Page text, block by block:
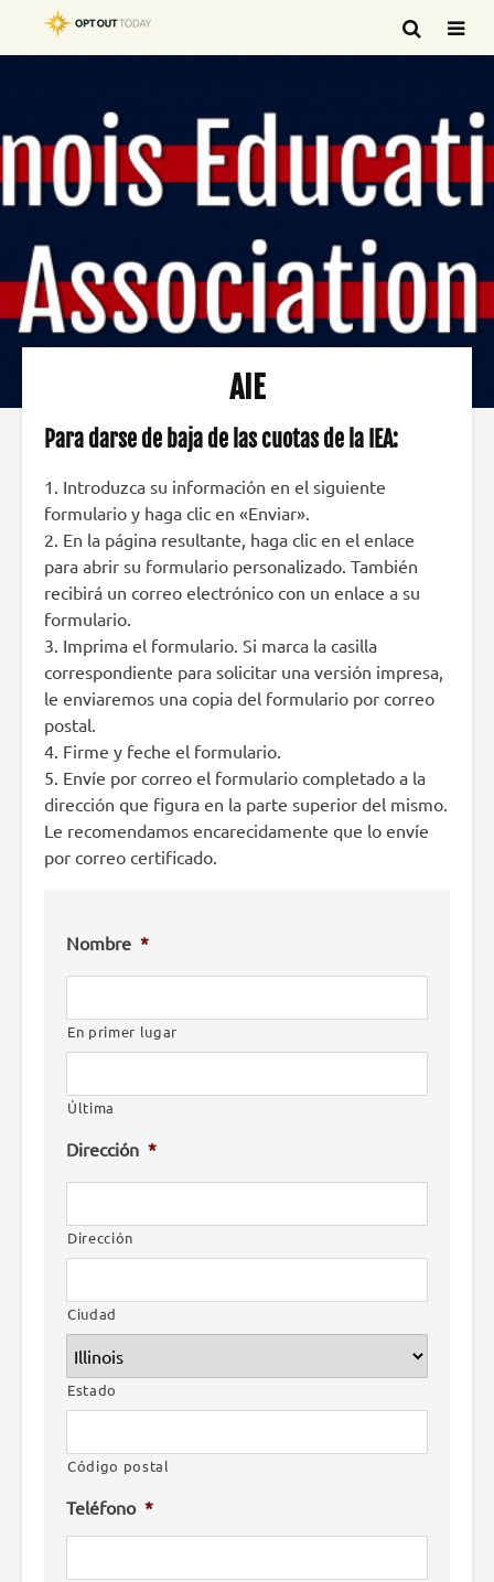
AIE
Para darse de baja de las cuotas de la IEA:
1. Introduzca su información en el siguiente
formulario y haga clic en «Enviar».
2. En la página resultante, haga clic en el enlace
para abrir su formulario personalizado. También
recibirá un correo electrónico con un enlace a su
formulario.
3. Imprima el formulario. Si marca la casilla
correspondiente para solicitar una versión impresa,
le enviaremos una copia del formulario por correo
postal.
4. Firme y feche el formulario.
5. Envíe por correo el formulario completado a la
dirección que figura en la parte superior del mismo.
Le recomendamos encarecidamente que lo envíe
por correo certificado.
Nombre *
En primer lugar
Última
Dirección *
Dirección
Ciudad
Estado
Código postal
Teléfono *